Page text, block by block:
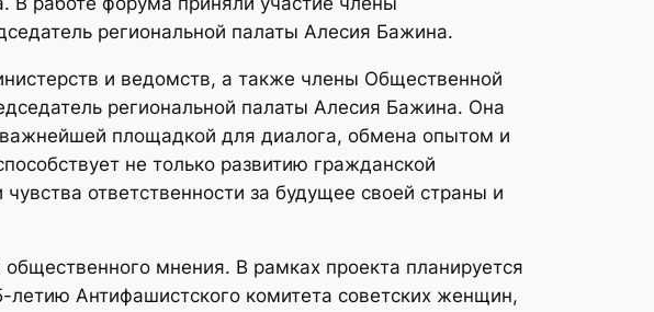
региональной палаты Алесия Бажина.
и ведомств, а также члены Общественной
региональной палаты Алесия Бажина. Она
площадкой для диалога, обмена опытом и
не только развитию гражданской
ответственности за будущее своей страны и
мнения. В рамках проекта планируется
Антифашистского комитета советских женщин,